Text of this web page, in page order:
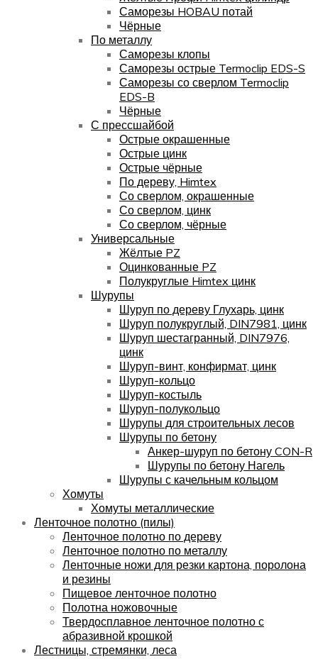
Саморезы HOBAU потай
Чёрные
По металлу
Саморезы клопы
Саморезы острые Termoclip EDS-S
Саморезы со сверлом Termoclip
EDS-B
Чёрные
С прессшайбой
Острые окрашенные
Острые цинк
Острые чёрные
По дереву, Himtex
Со сверлом, окрашенные
Со сверлом, цинк
Со сверлом, чёрные
Универсальные
Жёлтые PZ
Оцинкованные PZ
Полукруглые Himtex цинк
Шурупы
Шуруп по дереву Глухарь, цинк
Шуруп полукруглый, DIN7981, цинк
Шуруп шестагранный, DIN7976,
цинк
Шуруп-винт, конфирмат, цинк
Шуруп-кольцо
Шуруп-костыль
Шуруп-полукольцо
Шурупы для строительных лесов
Шурупы по бетону
Анкер-шуруп по бетону CON-R
Шурупы по бетону Нагель
Шурупы с качельным кольцом
Хомуты
Хомуты металлические
Ленточное полотно (пилы)
Ленточное полотно по дереву
Ленточное полотно по металлу
Ленточные ножи для резки картона, поролона
и резины
Пищевое ленточное полотно
Полотна ножовочные
Твердосплавное ленточное полотно с
абразивной крошкой
Лестницы, стремянки, леса